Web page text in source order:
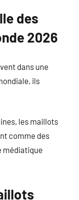
des
2026
dans une
ils
les maillots
comme des
médiatique